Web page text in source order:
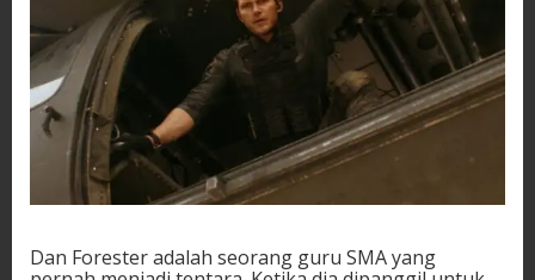
Dan Forester adalah seorang guru SMA yang